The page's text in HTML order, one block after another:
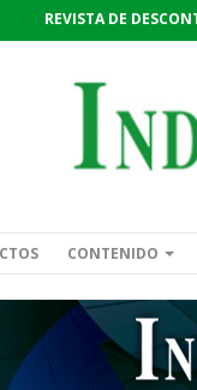
REVISTA DE
CONTENIDO